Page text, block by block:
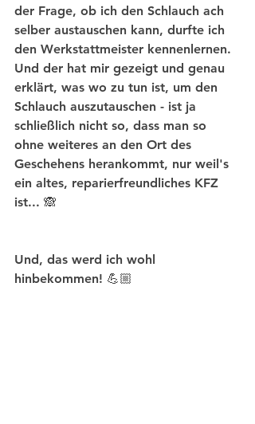
der Frage, ob ich den Schlauch ach
selber austauschen kann, durfte ich
den Werkstattmeister kennenlernen.
Und der hat mir gezeigt und genau
erklärt, was wo zu tun ist, um den
Schlauch auszutauschen - ist ja
schließlich nicht so, dass man so
ohne weiteres an den Ort des
Geschehens herankommt, nur weil's
ein altes, reparierfreundliches KFZ
ist... 🙈
Und, das werd ich wohl
hinbekommen! 💪🏼